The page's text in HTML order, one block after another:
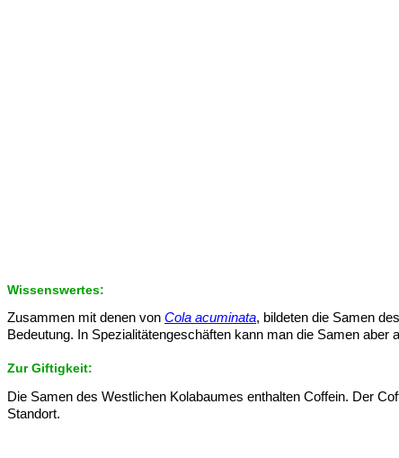
Wissenswertes:
Zusammen mit denen von Cola acuminata, bildeten die Samen
Bedeutung. In Spezialitätengeschäften kann man die Samen
Zur Giftigkeit:
Die Samen des Westlichen Kolabaumes enthalten Coffein. Der
Standort.